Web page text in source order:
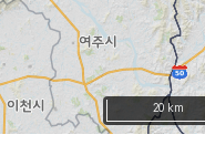
20 km